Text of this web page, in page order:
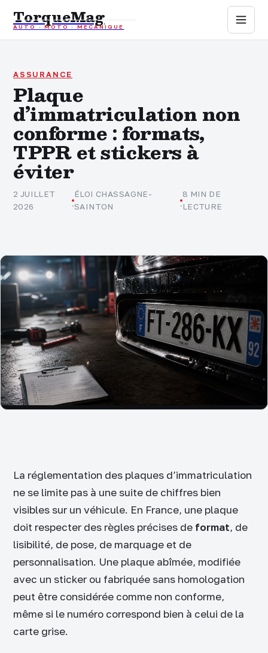
TorqueMag
AUTO · MOTO · MÉCANIQUE
Auto
Moto
Mécanique
Sports mécaniques
Assurance
ASSURANCE
Plaque
d’immatriculation non
conforme : formats,
TPPR et stickers à
éviter
2 JUILLET
2026
·
ÉLOI CHASSAGNE-
SAINTON
·
8 MIN DE
LECTURE
La réglementation des plaques d’immatriculation
ne se limite pas à une suite de chiffres bien
visibles sur un véhicule. En France, une plaque
doit respecter des règles précises de format, de
lisibilité, de pose, de marquage et de
personnalisation. Une plaque abîmée, modifiée
avec un sticker ou fabriquée sans homologation
peut être considérée comme non conforme,
même si le numéro correspond bien à celui de la
carte grise.